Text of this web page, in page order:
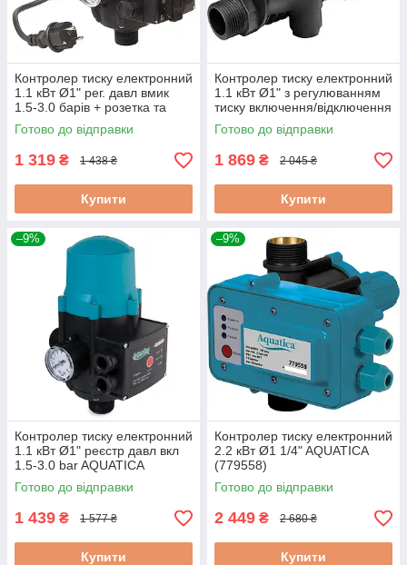
Контролер тиску електронний
1.1 кВт Ø1" рег. давл вмик
1.5-3.0 барів + розетка та
вилка WETRON (779734)
Готово до відправки
1 319 ₴ 1 438 ₴
Купити
Контролер тиску електронний
1.1 кВт Ø1" з регулюванням
тиску включення/відключення
AQUATICA (779546)
Готово до відправки
1 869 ₴ 2 045 ₴
Купити
–9%
Контролер тиску електронний
1.1 кВт Ø1" реєстр давл вкл
1.5-3.0 bar AQUATICA
(779535)
Готово до відправки
1 439 ₴ 1 577 ₴
Купити
–9%
Контролер тиску електронний
2.2 кВт Ø1 1/4" AQUATICA
(779558)
Готово до відправки
2 449 ₴ 2 680 ₴
Купити